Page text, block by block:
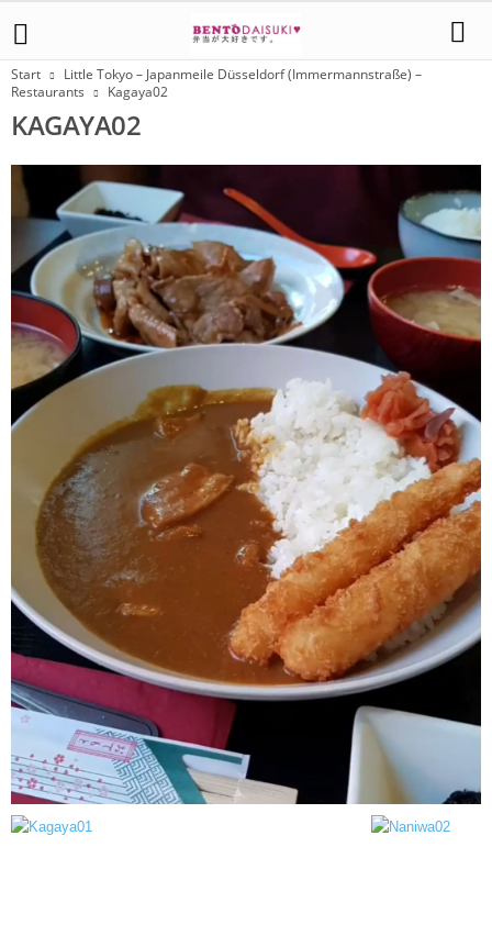
Start
Little Tokyo – Japanmeile Düsseldorf (Immermannstraße) –
Restaurants
Kagaya02
KAGAYA02